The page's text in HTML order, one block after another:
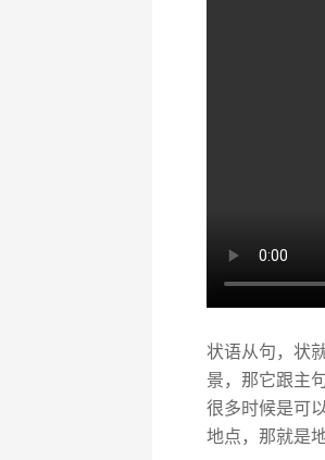
状语从句，状
景，那它跟主
很多时候是可
地点，那就是